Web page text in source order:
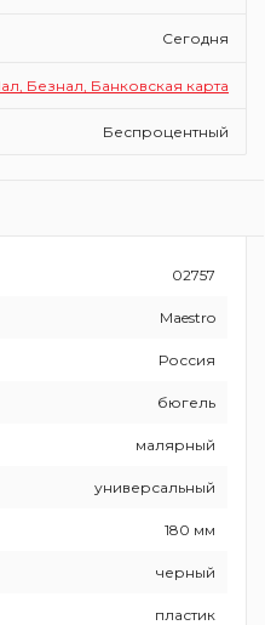
Сегодня
Безнал, Банковская карта
Беспроцентный
02757
Maestro
Россия
бюгель
малярный
универсальный
180 мм
черный
пластик